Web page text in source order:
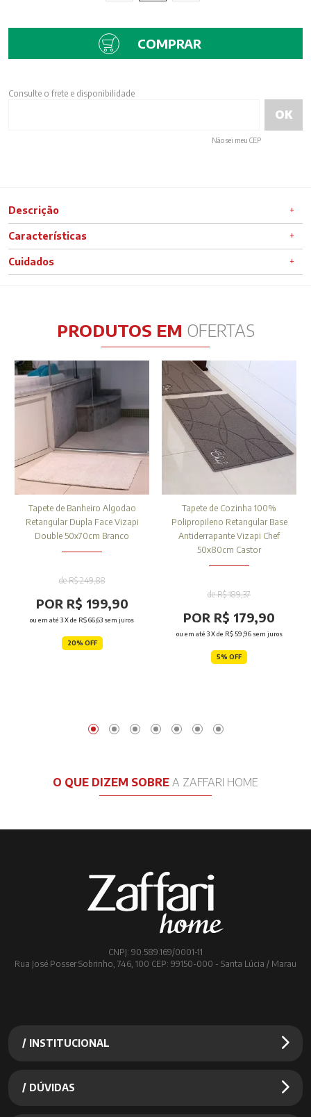
COMPRAR
Consulte o frete e disponibilidade
Não sei meu CEP
Descrição
Características
Cuidados
PRODUTOS EM OFERTAS
Tapete de Banheiro Algodao
Retangular Dupla Face Vizapi
Double 50x70cm Branco
de R$ 249,88
POR R$ 199,90
ou em até 3X de R$ 66,63 sem juros
20% OFF
Tapete de Cozinha 100%
Polipropileno Retangular Base
Antiderrapante Vizapi Chef
50x80cm Castor
de R$ 189,37
POR R$ 179,90
ou em até 3X de R$ 59,96sem juros
5% OFF
O QUE DIZEM SOBRE A ZAFFARI HOME
CNPJ: 90.589.169/0001-11
Rua José Posser Sobrinho, 746, 100 CEP: 99150-000 - Santa Lúcia / Marau
/ INSTITUCIONAL
/ DÚVIDAS